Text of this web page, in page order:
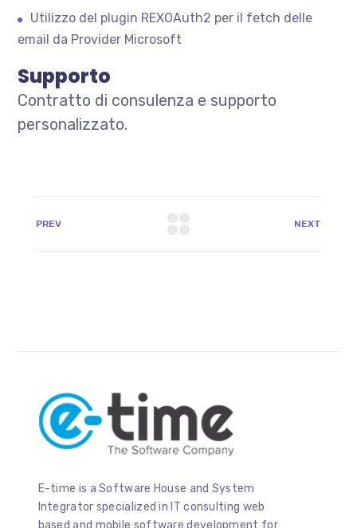
Utilizzo del plugin REXOAuth2 per il fetch delle
email da Provider Microsoft
Supporto
Contratto di consulenza e supporto
personalizzato.
PREV NEXT
E-time is a Software House and System
Integrator specialized in IT consulting web
based and mobile software development for